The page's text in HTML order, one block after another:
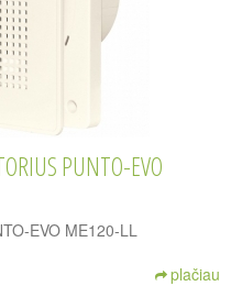
PUNTO-EVO
EVO ME120-LL
plačiau